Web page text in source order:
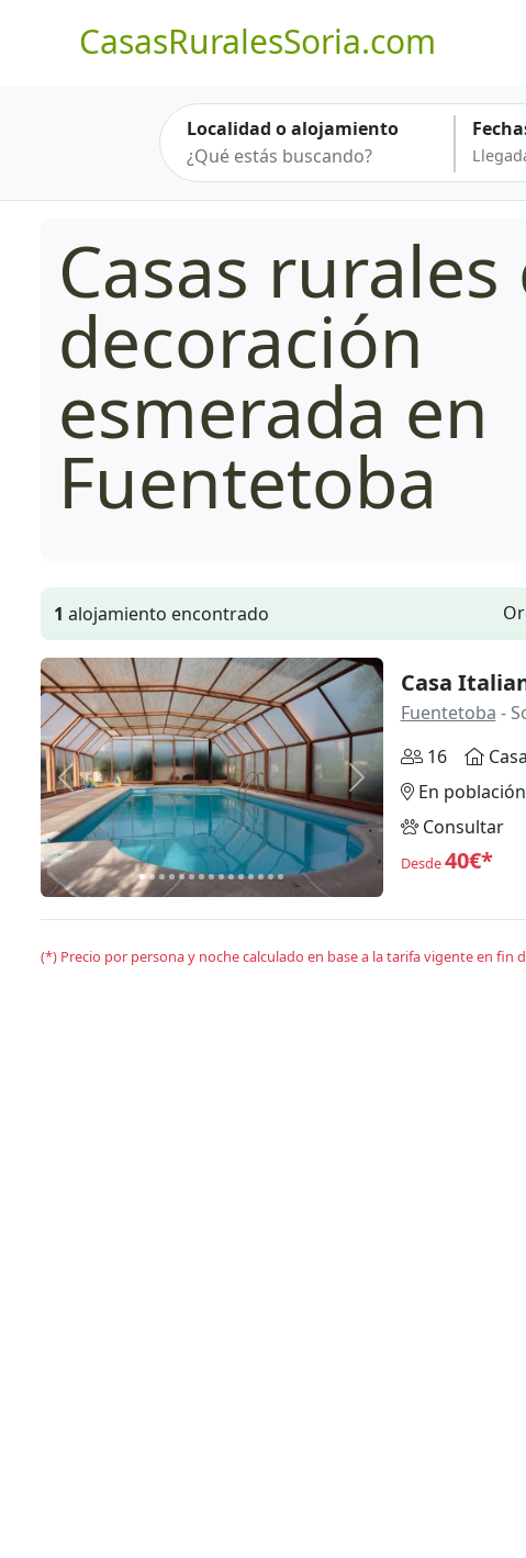
CasasRuralesSoria.com
Localidad o alojamiento
Casas rurales
decoración
esmerada en
Fuentetoba
1 alojamiento encontrado
Anterior Siguiente
Casa
Fuentetoba -
16
En población
Consultar
Desde40€*
(*) Precio por persona y noche calculado en base a la tarifa vigente en fin